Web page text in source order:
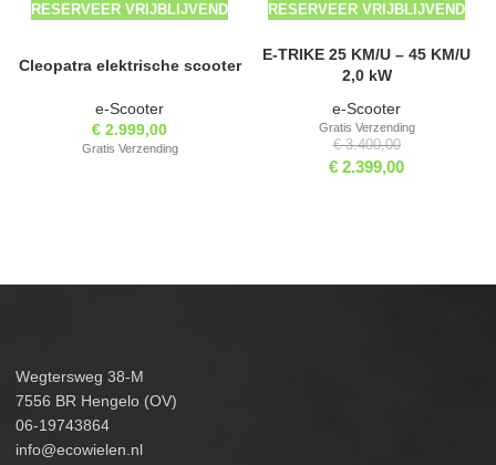
RESERVEER VRIJBLIJVEND
Cleopatra elektrische scooter
e-Scooter
€ 2.999,00
Gratis Verzending
RESERVEER VRIJBLIJVEND
E-TRIKE 25 KM/U – 45 KM/U
2,0 kW
e-Scooter
€3.400,00
€ 2.399,00
Gratis Verzending
Wegtersweg 38-M
7556 BR Hengelo (OV)
06-19743864
info@ecowielen.nl